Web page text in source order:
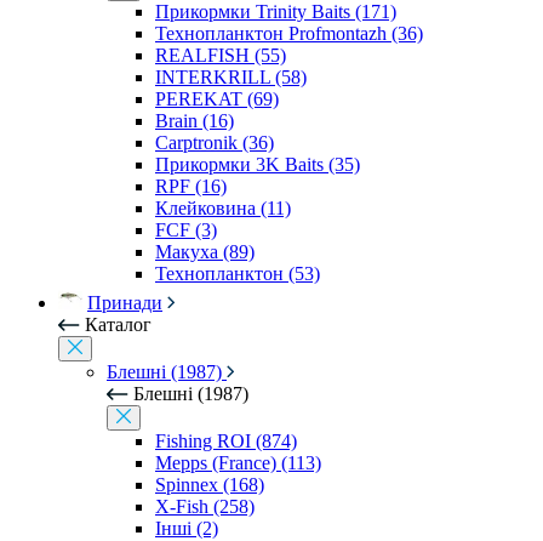
Прикормки Trinity Baits (171)
Технопланктон Profmontazh (36)
REALFISH (55)
INTERKRILL (58)
PEREKAT (69)
Brain (16)
Carptronik (36)
Прикормки 3K Baits (35)
RPF (16)
Клейковина (11)
FCF (3)
Макуха (89)
Технопланктон (53)
Принади
Каталог
Блешні (1987)
Блешні (1987)
Fishing ROI (874)
Mepps (France) (113)
Spinnex (168)
X-Fish (258)
Інші (2)